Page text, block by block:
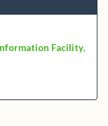
Facility,